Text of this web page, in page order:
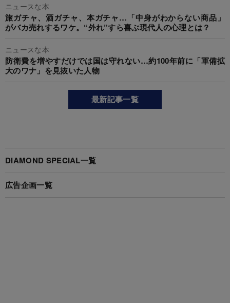
ニュースな本
旅ガチャ、酒ガチャ、本ガチャ…「中身がわからない商品」
がバカ売れするワケ。“外れ”すら喜ぶ現代人の心理とは？
ニュースな本
防衛費を増やすだけでは国は守れない…約100年前に「軍備拡
大のワナ」を見抜いた人物
最新記事一覧
DIAMOND SPECIAL一覧
広告企画一覧